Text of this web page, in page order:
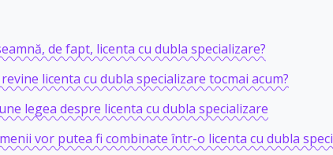
de fapt, licenta cu dubla specializare?
revine licenta cu dubla specializare tocmai acum?
legea despre licenta cu dubla specializare
vor putea fi combinate într-o licenta cu dubla